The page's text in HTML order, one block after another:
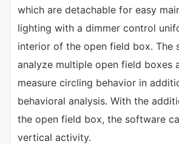
which are detachable for easy
lighting with a dimmer control
interior of the open field box. The
analyze multiple open field boxes
measure circling behavior in
behavioral analysis. With the
the open field box, the software
vertical activity.